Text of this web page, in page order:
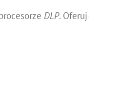
DLP. Oferujemy